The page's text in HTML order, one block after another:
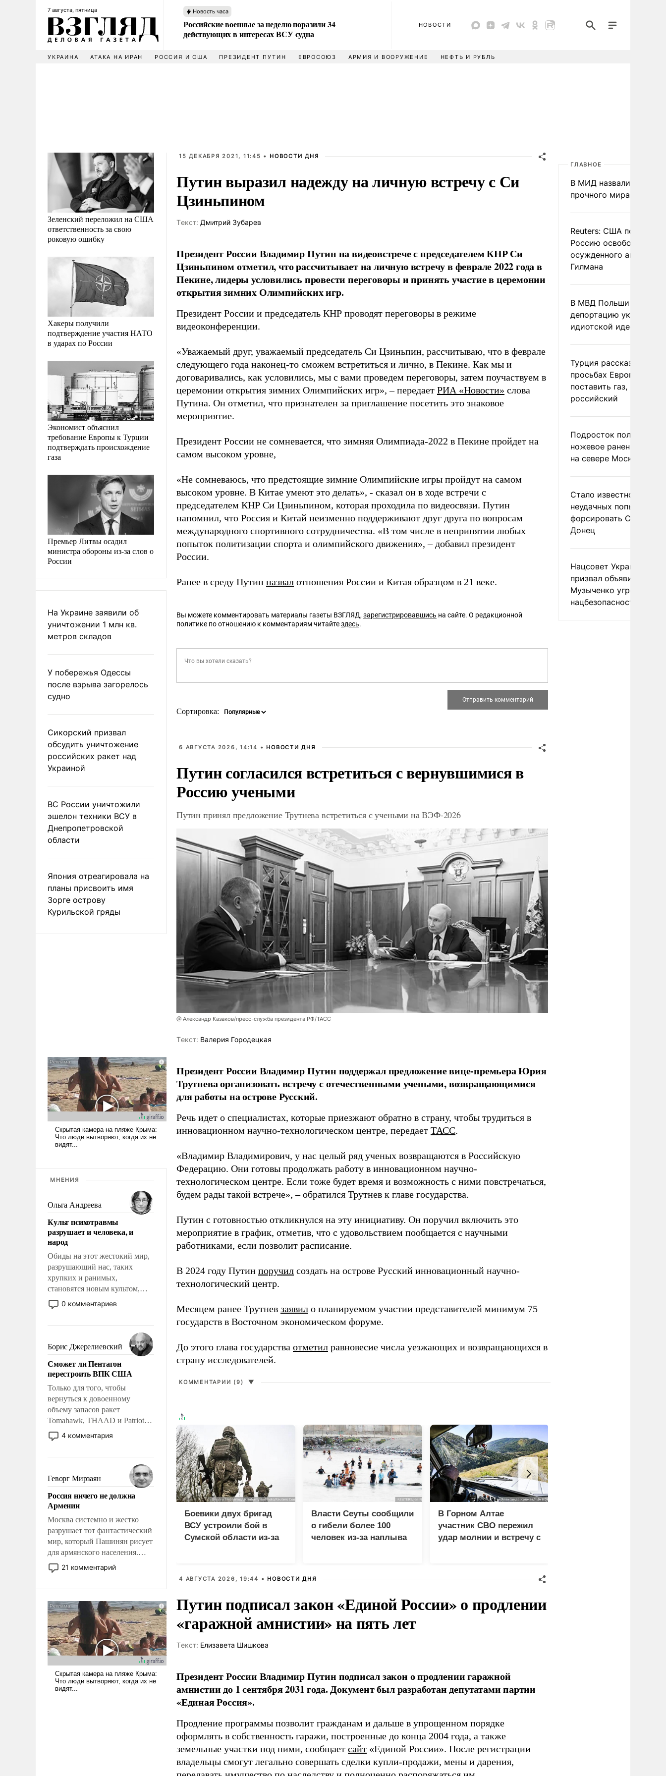
7 августа, пятница Новость часа
Российские военные за неделю поразили 34
действующих в интересах ВСУ судна
НОВОСТИ
УКРАИНА АТАКА НА ИРАН РОССИЯ И США ПРЕЗИДЕНТ ПУТИН ЕВРОСОЮЗ АРМИЯ И ВООРУЖЕНИЕ НЕФТЬ И РУБЛЬ
Зеленский переложил на США
ответственность за свою
роковую ошибку
Хакеры получили
подтверждение участия НАТО
в ударах по России
Экономист объяснил
требование Европы к Турции
подтверждать происхождение
газа
Премьер Литвы осадил
министра обороны из-за слов о
России
На Украине заявили об
уничтожении 1 млн кв.
метров складов
У побережья Одессы
после взрыва загорелось
судно
Сикорский призвал
обсудить уничтожение
российских ракет над
Украиной
ВС России уничтожили
эшелон техники ВСУ в
Днепропетровской
области
Япония отреагировала на
планы присвоить имя
Зорге острову
Курильской гряды
МНЕНИЯ
Ольга Андреева
Культ психотравмы
разрушает и человека, и
народ
Обиды на этот жестокий мир,
разрушающий нас, таких
хрупких и ранимых,
становятся новым культом,
постепенно вытесняя и
отменяя традиционное
мужественным и твердым под
ударами судьбы, брать на себя
ответственность, помогать
слабым, идти вперед и
адаптироваться.
0 комментариев
Борис Джерелиевский
Сможет ли Пентагон
перестроить ВПК США
Только для того, чтобы
вернуться к довоенному
объему запасов ракет
Tomahawk, THAAD и Patriot
США потребуется более трех
лет. Даже небольшая война с
Сложившаяся ситуация
означает многолетний период
уязвимости США, например,
перед Китаем.
4 комментария
Геворг Мирзаян
Россия ничего не должна
Армении
Москва системно и жестко
разрушает тот фантастический
мир, который Пашинян рисует
для армянского населения.
Мир, где политические
прожекты будут безусловно
налогоплательщиков и где
Еревану за свои поступки не
нужно отвечать.
21 комментарий
15 ДЕКАБРЯ 2021, 11:45 • НОВОСТИ ДНЯ
Путин выразил надежду на личную встречу с Си
Цзиньпином
Tекст: Дмитрий Зубарев
Президент России Владимир Путин на видеовстрече с председателем КНР Си
Цзиньпином отметил, что рассчитывает на личную встречу в феврале 2022 года в
Пекине, лидеры условились провести переговоры и принять участие в церемонии
открытия зимних Олимпийских игр.
Президент России и председатель КНР проводят переговоры в режиме
видеоконференции.
«Уважаемый друг, уважаемый председатель Си Цзиньпин, рассчитываю, что в феврале
следующего года наконец-то сможем встретиться и лично, в Пекине. Как мы и
договаривались, как условились, мы с вами проведем переговоры, затем поучаствуем в
церемонии открытия зимних Олимпийских игр», – передает РИА «Новости» слова
Путина. Он отметил, что признателен за приглашение посетить это знаковое
мероприятие.
Президент России не сомневается, что зимняя Олимпиада-2022 в Пекине пройдет на
самом высоком уровне,
«Не сомневаюсь, что предстоящие зимние Олимпийские игры пройдут на самом
высоком уровне. В Китае умеют это делать», - сказал он в ходе встречи с
председателем КНР Си Цзиньпином, которая проходила по видеосвязи. Путин
напомнил, что Россия и Китай неизменно поддерживают друг друга по вопросам
международного спортивного сотрудничества. «В том числе в непринятии любых
попыток политизации спорта и олимпийского движения», – добавил президент
России.
Ранее в среду Путин назвал отношения России и Китая образцом в 21 веке.
Вы можете комментировать материалы газеты ВЗГЛЯД, зарегистрировавшись на сайте. О редакционной
политике по отношению к комментариям читайтездесь.
Сортировка:
6 АВГУСТА 2026, 14:14 • НОВОСТИ ДНЯ
Путин согласился встретиться с вернувшимися в
Россию учеными
Путин принял предложение Трутнева встретиться с учеными на ВЭФ-2026
@ Александр Казаков/пресс-служба президента РФ/ТАСС
Tекст: Валерия Городецкая
Президент России Владимир Путин поддержал предложение вице-премьера Юрия
Трутнева организовать встречу с отечественными учеными, возвращающимися
для работы на острове Русский.
Речь идет о специалистах, которые приезжают обратно в страну, чтобы трудиться в
инновационном научно-технологическом центре, передает ТАСС.
«Владимир Владимирович, у нас целый ряд ученых возвращаются в Российскую
Федерацию. Они готовы продолжать работу в инновационном научно-
технологическом центре. Если тоже будет время и возможность с ними повстречаться,
будем рады такой встрече», – обратился Трутнев к главе государства.
Путин с готовностью откликнулся на эту инициативу. Он поручил включить это
мероприятие в график, отметив, что с удовольствием пообщается с научными
работниками, если позволит расписание.
В 2024 году Путин поручил создать на острове Русский инновационный научно-
технологический центр.
Месяцем ранее Трутнев заявил о планируемом участии представителей минимум 75
государств в Восточном экономическом форуме.
До этого глава государства отметил равновесие числа уезжающих и возвращающихся в
страну исследователей.
КОММЕНТАРИИ (9) ▼
Боевики двух бригад
ВСУ устроили бой в
Сумской области из-за
Власти Сеуты сообщили
о гибели более 100
человек из-за наплыва
В Горном Алтае
участник СВО пережил
удар молнии и встречу с
4 АВГУСТА 2026, 19:44 • НОВОСТИ ДНЯ
Путин подписал закон «Единой России» о продлении
«гаражной амнистии» на пять лет
Tекст: Елизавета Шишкова
Президент России Владимир Путин подписал закон о продлении гаражной
амнистии до 1 сентября 2031 года. Документ был разработан депутатами партии
«Единая Россия».
Продление программы позволит гражданам и дальше в упрощенном порядке
оформлять в собственность гаражи, построенные до конца 2004 года, а также
земельные участки под ними, сообщает сайт «Единой России». После регистрации
владельцы смогут легально совершать сделки купли-продажи, мены и дарения,
ГЛАВНОЕ
В МИД назвали условия
прочного мира на
Reuters: США
Россию освободить
осужденного
Гилмана
В МВД Польши назвали
депортацию украинцев
идиотской идеей
Турция рассказала о
просьбах Европы
поставить газ, но не
российский
Подросток получил
ножевое ранение в
на севере Москвы
Стало известно о
неудачных попытках
форсировать
Донец
Нацсовет Украины по
призвал объявить
Музыченко угрозой
нацбезопасности